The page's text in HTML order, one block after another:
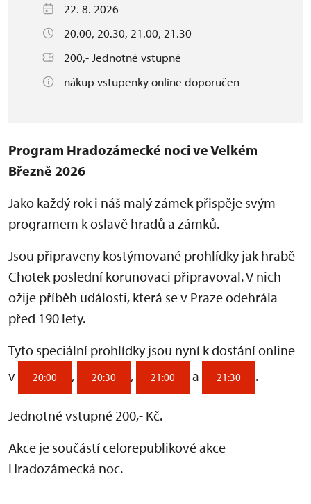
22. 8. 2026
20.00, 20.30, 21.00, 21.30
200,- Jednotné vstupné
nákup vstupenky online doporučen
Program Hradozámecké noci ve Velkém
Březně 2026
Jako každý rok i náš malý zámek přispěje svým
programem k oslavě hradů a zámků.
Jsou připraveny kostýmované prohlídky jak hrabě
Chotek poslední korunovaci připravoval. V nich
ožije příběh události, která se v Praze odehrála
před 190 lety.
Tyto speciální prohlídky jsou nyní k dostání online
v
20:00 , 20:30 , 21:00 a 21:30 .
Jednotné vstupné 200,- Kč.
Akce je součástí celorepublikové akce
Hradozámecká noc.